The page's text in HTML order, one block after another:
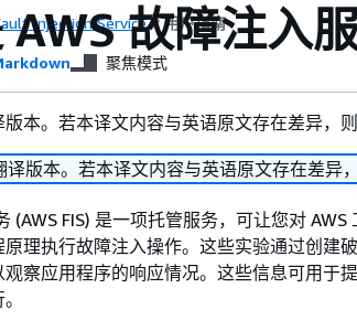
Injection Service 用户指南
故障注入服
聚焦模式
本。若本译文内容与英语原文存在差异，
版本。若本译文内容与英语原文存在差异
(AWS FIS) 是一项托管服务，可让您对
理执行故障注入操作。这些实验通过创建
察应用程序的响应情况。这些信息可用于